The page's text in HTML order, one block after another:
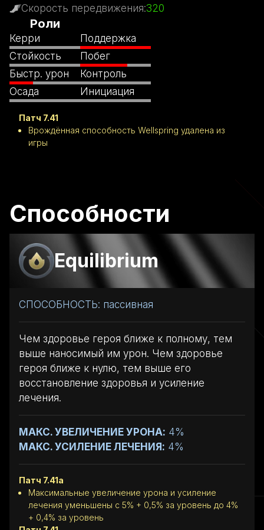
Скорость передвижения:320
Роли
Керри
Стойкость
Быстр. урон
Осада
Поддержка
Побег
Контроль
Инициация
Патч 7.41
Врождённая способность Wellspring удалена из
игры
Способности
Equilibrium
СПОСОБНОСТЬ: пассивная
Чем здоровье героя ближе к полному, тем
выше наносимый им урон. Чем здоровье
героя ближе к нулю, тем выше его
восстановление здоровья и усиление
лечения.
МАКС. УВЕЛИЧЕНИЕ УРОНА: 4%
МАКС. УСИЛЕНИЕ ЛЕЧЕНИЯ: 4%
Патч 7.41a
Максимальные увеличение урона и усиление
лечения уменьшены с 5% + 0,5% за уровень до 4%
+ 0,4% за уровень